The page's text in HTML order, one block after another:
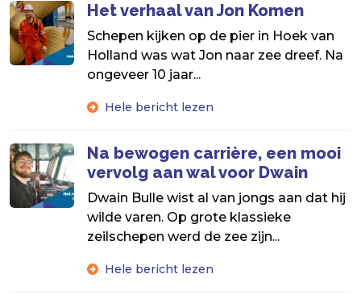
Het verhaal van Jon Komen
Schepen kijken op de pier in Hoek van
Holland was wat Jon naar zee dreef. Na
ongeveer 10 jaar...
Hele bericht lezen
Na bewogen carrière, een mooi
vervolg aan wal voor Dwain
Dwain Bulle wist al van jongs aan dat hij
wilde varen. Op grote klassieke
zeilschepen werd de zee zijn...
Hele bericht lezen